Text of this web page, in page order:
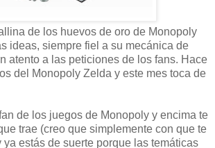
de los huevos de oro de Monopoly
ideas, siempre fiel a su mecánica de
atento a las peticiones de los fans. Hace
del Monopoly Zelda y este mes toca de
de los juegos de Monopoly y encima te
trae (creo que simplemente con que te
estás de suerte porque las temáticas